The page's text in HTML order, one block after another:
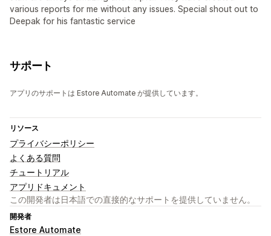
various reports for me without any issues. Special shout out to
Deepak for his fantastic service
サポート
アプリのサポートは Estore Automate が提供しています。
リソース
プライバシーポリシー
よくある質問
チュートリアル
アプリドキュメント
この開発者は日本語での直接的なサポートを提供していません。
開発者
Estore Automate